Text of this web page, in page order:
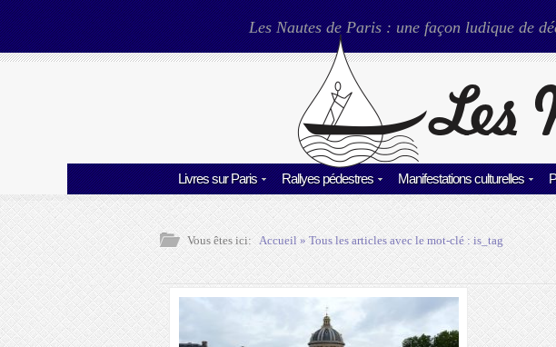
Les Nautes de Paris : une façon ludique de
Livres sur Paris Rallyes pédestres Manifestations culturelles
Vous êtes ici: Accueil» Tous les articles avec le mot-clé :is_tag